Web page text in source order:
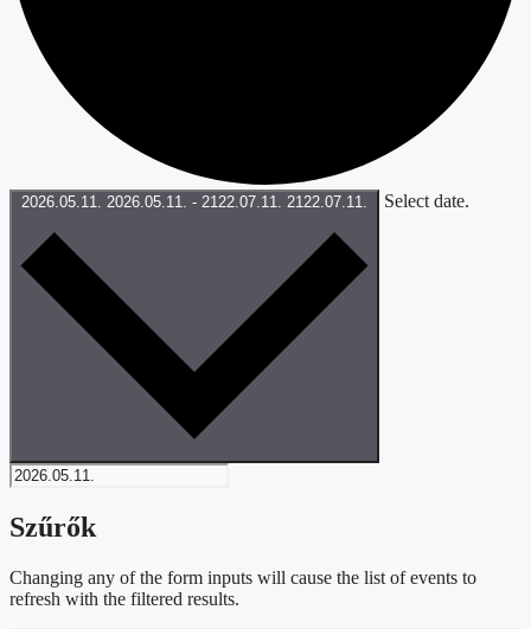
2026.05.11. 2026.05.11. - 2122.07.11. 2122.07.11. Select date.
Szűrők
Changing any of the form inputs will cause the list of events to
refresh with the filtered results.